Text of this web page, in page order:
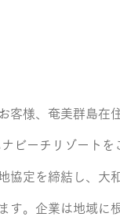
客様、奄美群島在
ビーチリゾートを
協定を締結し、大
す。企業は地域に